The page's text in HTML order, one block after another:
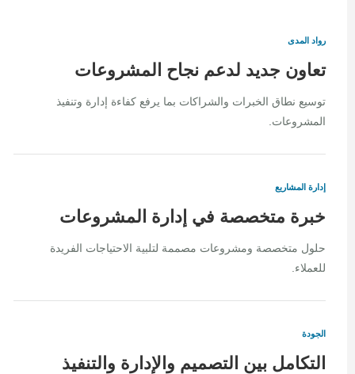
رواد المدى
تعاون جديد لدعم نجاح المشروعات
توسيع نطاق الخبرات والشراكات بما يرفع كفاءة إدارة وتنفيذ
المشروعات.
إدارة المشاريع
خبرة متخصصة في إدارة المشروعات
حلول متخصصة ومشروعات مصممة لتلبية الاحتياجات الفريدة
للعملاء.
الجودة
التكامل بين التصميم والإدارة والتنفيذ